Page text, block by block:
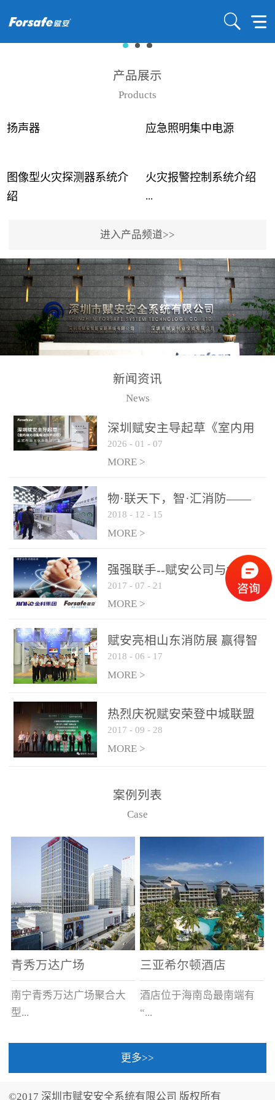
产品展示
Products
扬声器 应急照明集中电源
图像型火灾探测器系统介
绍
...
事故频发，传统的火灾探
测方法已无法满足要求。
尤其是目前众多的大型影
剧院、会议展览中心、体
育馆、大型仓库和隧道空
间等，其建筑结构特殊、
火灾隐患多。一旦发生火
传统的火灾关测器无法被
及时缺发，不能及早发现
和有效扑救火火，这不仅
力和闲难，同时也将造成
巨大的经济损失和社会影
响，基至还会造成人员伤
亡。图像型火灾探测器正
是针对这种高大空间建筑
物的消防设施、设备通过
现场图像的实时获取、预
处理和特征提取分析，实
现火焰的跟踪和识别。能
更早的进行预警，达到早
报早防的效果。 系统构
成示意图： 图像型火灾
和监控端两大部分组成。
两者之间通过以太网相
联，一台监控主机最多可
从监控主机上获取，最多
只能接6台，超过的需从现
火灾报警控制系统介绍
...
用了具有仲裁机制和冗余
校验的总线传输技术、线
路状态检测与保护技术、
后向光电感烟探测技术、
高可靠的系统抗干扰技术
等多项专利技术和专有技
警领域三十多年技术积累
和工程实践的结晶。
进入产品频道>>
新闻资讯
News
深圳赋安主导起草《室内用
光动能电池技术规程》 正式
布局光伏新能源产业
2026 - 01 - 07
MORE >
物·联天下，智·汇消防——
赋安F&S 2018上海消防展圆
满落幕
2018 - 12 - 15
MORE >
强强联手--赋安公司与金科
集团达成战略合作协议
2017 - 07 - 21
MORE >
赋安亮相山东消防展 赢得智
慧消防新荣耀
2018 - 06 - 17
MORE >
热烈庆祝赋安荣登中城联盟
联合采购战略合作平台
2017 - 09 - 28
MORE >
案例列表
Case
青秀万达广场
南宁青秀万达广场聚合大
型...
三亚希尔顿酒店
酒店位于海南岛最南端有
“...
中国的海岛天堂”之美称的
更多>>
©2017 深圳市赋安安全系统有限公司 版权所有